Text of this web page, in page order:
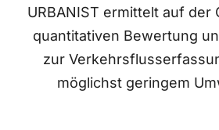
URBANIST ermittelt auf der
quantitativen Bewertung
zur
möglichst geringem